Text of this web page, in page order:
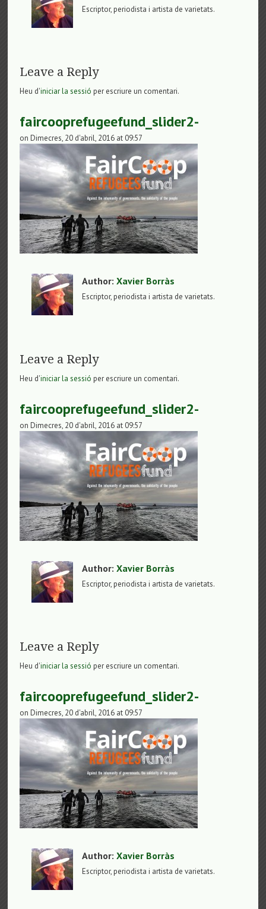
Escriptor, periodista i artista de varietats.
Leave a Reply
Heu d'iniciar la sessió per escriure un comentari.
faircooprefugeefund_slider2-
on Dimecres, 20 d'abril, 2016 at 09:57
Author:Xavier Borràs
Escriptor, periodista i artista de varietats.
Leave a Reply
Heu d'iniciar la sessió per escriure un comentari.
faircooprefugeefund_slider2-
on Dimecres, 20 d'abril, 2016 at 09:57
Author:Xavier Borràs
Escriptor, periodista i artista de varietats.
Leave a Reply
Heu d'iniciar la sessió per escriure un comentari.
faircooprefugeefund_slider2-
on Dimecres, 20 d'abril, 2016 at 09:57
Author:Xavier Borràs
Escriptor, periodista i artista de varietats.